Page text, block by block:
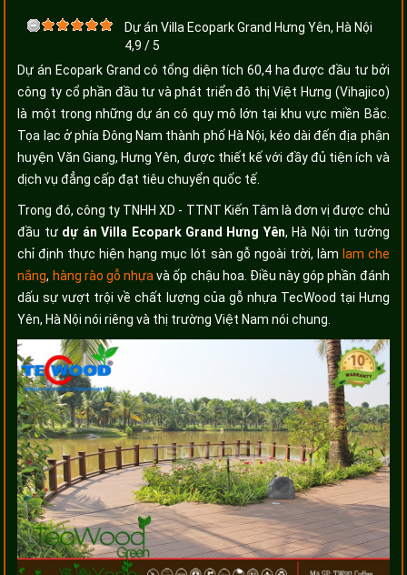
Dự án Villa Ecopark Grand Hưng Yên, Hà Nội
4,9 / 5
Dự án Ecopark Grand có tổng diện tích 60,4 ha được đầu tư bởi
công ty cổ phần đầu tư và phát triển đô thị Việt Hưng (Vihajico)
là một trong những dự án có quy mô lớn tại khu vực miền Bắc.
Tọa lạc ở phía Đông Nam thành phố Hà Nội, kéo dài đến địa phận
huyện Văn Giang, Hưng Yên, được thiết kế với đầy đủ tiện ích và
dịch vụ đẳng cấp đạt tiêu chuyển quốc tế.
Trong đó, công ty TNHH XD - TTNT Kiến Tâm là đơn vị được chủ
đầu tư dự án Villa Ecopark Grand Hưng Yên, Hà Nội tin tưởng
chỉ định thực hiện hạng mục lót sàn gỗ ngoài trời, làm lam che
nắng, hàng rào gỗ nhựa và ốp chậu hoa. Điều này góp phần đánh
dấu sự vượt trội về chất lượng của gỗ nhựa TecWood tại Hưng
Yên, Hà Nội nói riêng và thị trường Việt Nam nói chung.